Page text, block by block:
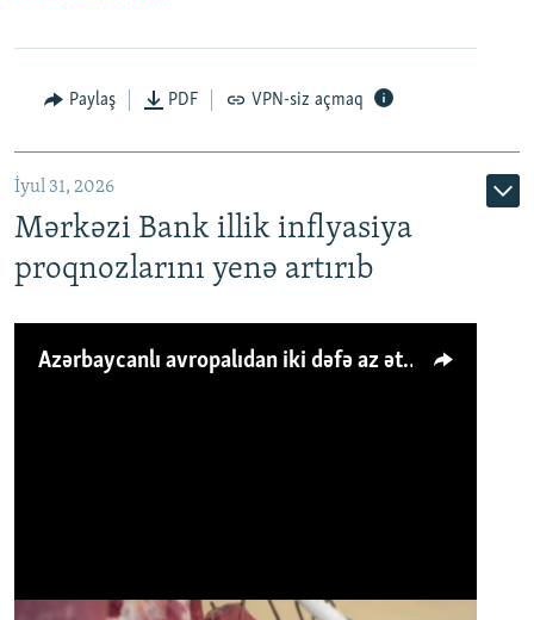
Paylaş PDF VPN-siz açmaq
İyul 31, 2026
Mərkəzi Bank illik inflyasiya
proqnozlarını yenə artırıb
Azərbaycanlı avropalıdan iki dəfə az ət yeyir, amma... 'Qiymət artımı qaçılmazdır'